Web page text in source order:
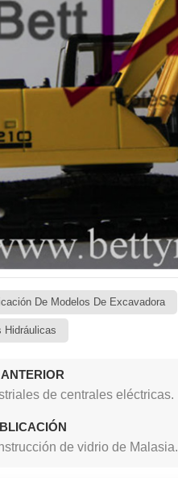
De Modelos De Excavadora
Hidráulicas
de centrales eléctricas.
de vidrio de Malasia.